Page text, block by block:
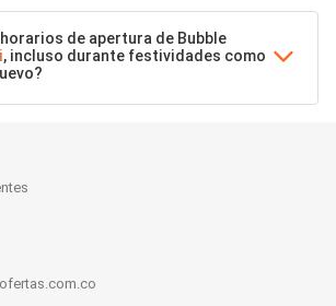
de apertura de Bubble
, incluso durante festividades como